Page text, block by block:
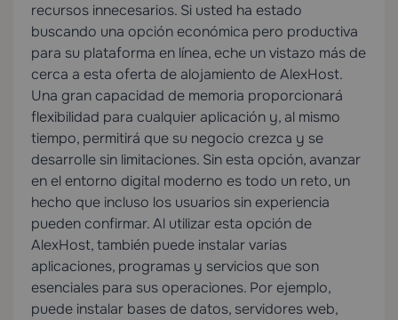
recursos innecesarios. Si usted ha estado
buscando una opción económica pero productiva
para su plataforma en línea, eche un vistazo más de
cerca a esta oferta de alojamiento de AlexHost.
Una gran capacidad de memoria proporcionará
flexibilidad para cualquier aplicación y, al mismo
tiempo, permitirá que su negocio crezca y se
desarrolle sin limitaciones. Sin esta opción, avanzar
en el entorno digital moderno es todo un reto, un
hecho que incluso los usuarios sin experiencia
pueden confirmar. Al utilizar esta opción de
AlexHost, también puede instalar varias
aplicaciones, programas y servicios que son
esenciales para sus operaciones. Por ejemplo,
puede instalar bases de datos, servidores web,